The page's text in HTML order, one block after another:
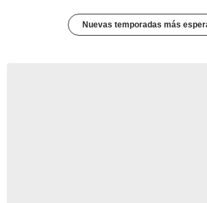
Nuevas temporadas más